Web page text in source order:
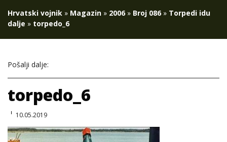
Hrvatski vojnik » Magazin » 2006 » Broj 086 » Torpedi idu
dalje » torpedo_6
Pošalji dalje:
torpedo_6
10.05.2019